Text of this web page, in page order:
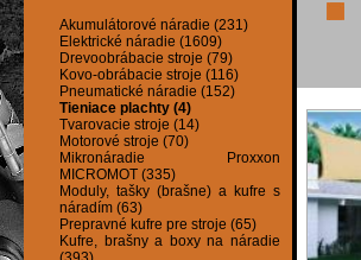
Akumulátorové náradie (231)
Elektrické náradie (1609)
Drevoobrábacie stroje (79)
Kovo-obrábacie stroje (116)
Pneumatické náradie (152)
Tieniace plachty (4)
Tvarovacie stroje (14)
Motorové stroje (70)
Mikronáradie Proxxon
MICROMOT (335)
Moduly, tašky (brašne) a kufre s
náradím (63)
Prepravné kufre pre stroje (65)
Kufre, brašny a boxy na náradie